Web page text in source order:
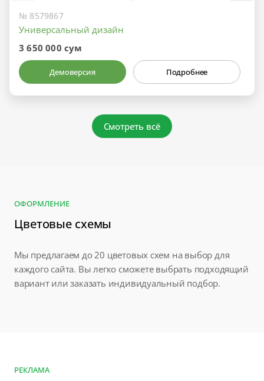
№ 8579867
Универсальный дизайн
3 650 000 сум
Демоверсия Подробнее
Смотреть всё
ОФОРМЛЕНИЕ
Цветовые схемы
Мы предлагаем до 20 цветовых схем на выбор для
каждого сайта. Вы легко сможете выбрать подходящий
вариант или заказать индивидуальный подбор.
РЕКЛАМА